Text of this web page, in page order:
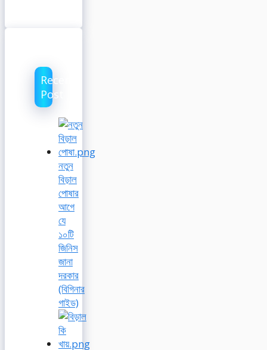
Recent
Post
নতুন
বিড়াল
পোষার
আগে
যে
১০টি
জিনিস
জানা
দরকার
(বিগিনার
গাইড)